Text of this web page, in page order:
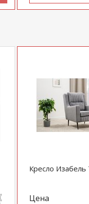
Кресло Изабель
Цена